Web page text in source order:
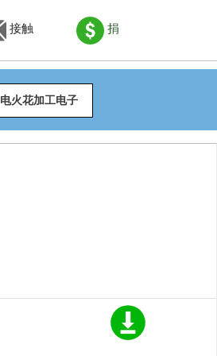
接触 捐
电火花加工电子